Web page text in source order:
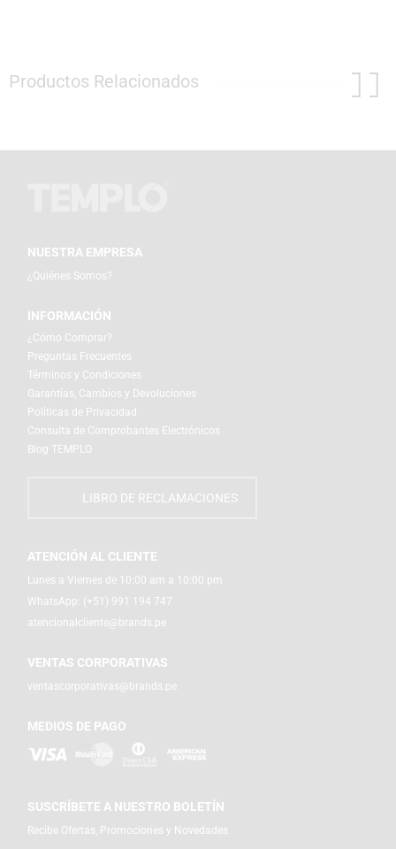
Productos Relacionados
NUESTRA EMPRESA
¿Quiénes Somos?
INFORMACIÓN
¿Cómo Comprar?
Preguntas Frecuentes
Términos y Condiciones
Garantías, Cambios y Devoluciones
Políticas de Privacidad
Consulta de Comprobantes Electrónicos
Blog TEMPLO
LIBRO DE RECLAMACIONES
ATENCIÓN AL CLIENTE
Lunes a Viernes de 10:00 am a 10:00 pm
WhatsApp: (+51) 991 194 747
atencionalcliente@brands.pe
VENTAS CORPORATIVAS
ventascorporativas@brands.pe
MEDIOS DE PAGO
SUSCRÍBETE A NUESTRO BOLETÍN
Recibe Ofertas, Promociones y Novedades